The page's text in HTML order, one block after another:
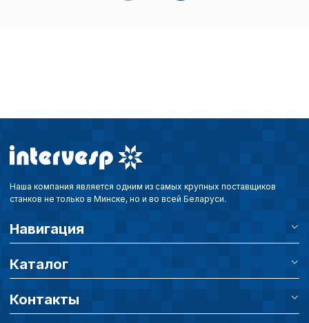
Наша компания является одним из самых крупных поставщиков
станков не только в Минске, но и во всей Беларуси.
Навигация
Каталог
Контакты